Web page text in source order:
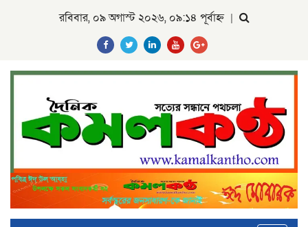
রবিবার, ০৯ অগাস্ট ২০২৬, ০৯:১৪ পূর্বাহ্ন |